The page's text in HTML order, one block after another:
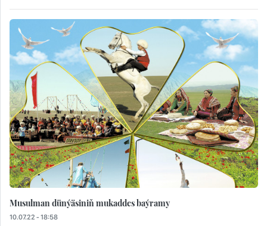
Musulman dünýäsiniň mukaddes baýramy
10.07.22 - 18:58